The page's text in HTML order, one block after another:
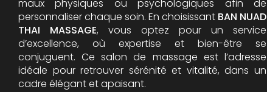
maux physiques ou psychologiques afin de
personnaliser chaque soin. En choisissant BAN NUAD
THAI MASSAGE, vous optez pour un service
d’excellence, où expertise et bien-être se
conjuguent. Ce salon de massage est l’adresse
idéale pour retrouver sérénité et vitalité, dans un
cadre élégant et apaisant.